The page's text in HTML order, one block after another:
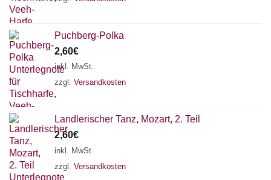
Puchberg-Polka
2,60€
inkl. MwSt.
zzgl. Versandkosten
Landlerischer Tanz, Mozart, 2. Teil
2,60€
inkl. MwSt.
zzgl. Versandkosten